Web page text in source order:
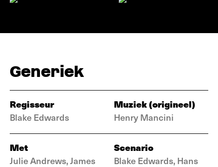
Generiek
Regisseur
Blake Edwards
Muziek (origineel)
Henry Mancini
Met
Julie Andrews, James
Scenario
Blake Edwards, Hans